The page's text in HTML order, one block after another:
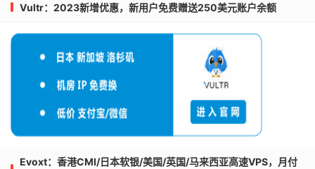
Vultr：2023新增优惠，新用户免费赠送250美元账户余额
Evoxt：香港CMI/日本软银/美国/英国/马来西亚高速VPS，月付